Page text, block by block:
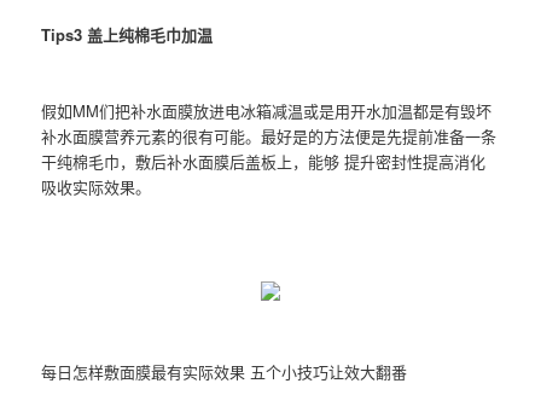
Tips3 盖上纯棉毛巾加温
假如MM们把补水面膜放进电冰箱减温或是用开水加温都是有毁坏
补水面膜营养元素的很有可能。最好是的方法便是先提前准备一条
干纯棉毛巾，敷后补水面膜后盖板上，能够 提升密封性提高消化
吸收实际效果。
每日怎样敷面膜最有实际效果 五个小技巧让效大翻番